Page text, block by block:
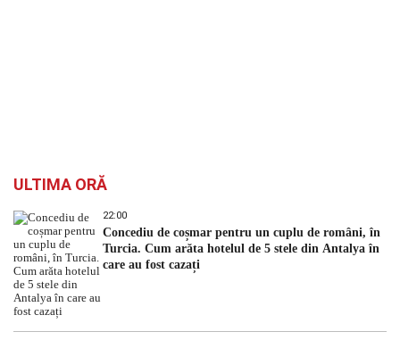
ULTIMA ORĂ
22:00
Concediu de coșmar pentru un cuplu de români, în
Turcia. Cum arăta hotelul de 5 stele din Antalya în
care au fost cazați